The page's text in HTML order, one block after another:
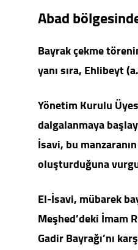
Abad
Bayrak çekme
yanı sıra, Ehlibeyt
Yönetim Kurulu
dalgalanmaya
İsavi, bu
oluşturduğuna
El-İsavi, mübarek
Meşhed’deki İmam
Gadir Bayrağı’nı